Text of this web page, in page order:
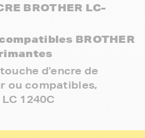
BROTHER LC-
BROTHER
d'encre de
ou compatibles,
1240C